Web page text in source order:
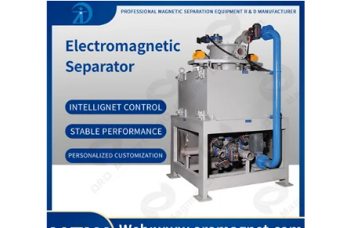
CHÚNG
KIẾN